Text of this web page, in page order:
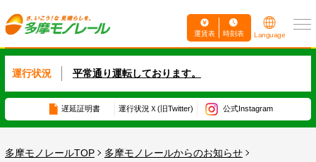
運賃表 時刻表 Language
運行状況 平常通り運転しております。
遅延証明書 運行状況 Ｘ(旧Twitter) 公式Instagram
多摩モノレールTOP
多摩モノレールからのお知らせ